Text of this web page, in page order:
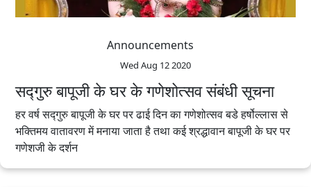
Announcements
Wed Aug 12 2020
सद्गुरु बापूजी के घर के गणेशोत्सव संबंधी सूचना
हर वर्ष सद्गुरु बापूजी के घर पर ढाई दिन का गणेशोत्सव बडे हर्षोल्लास से
भक्तिमय वातावरण में मनाया जाता है तथा कई श्रद्धावान बापूजी के घर पर
गणेशजी के दर्शन